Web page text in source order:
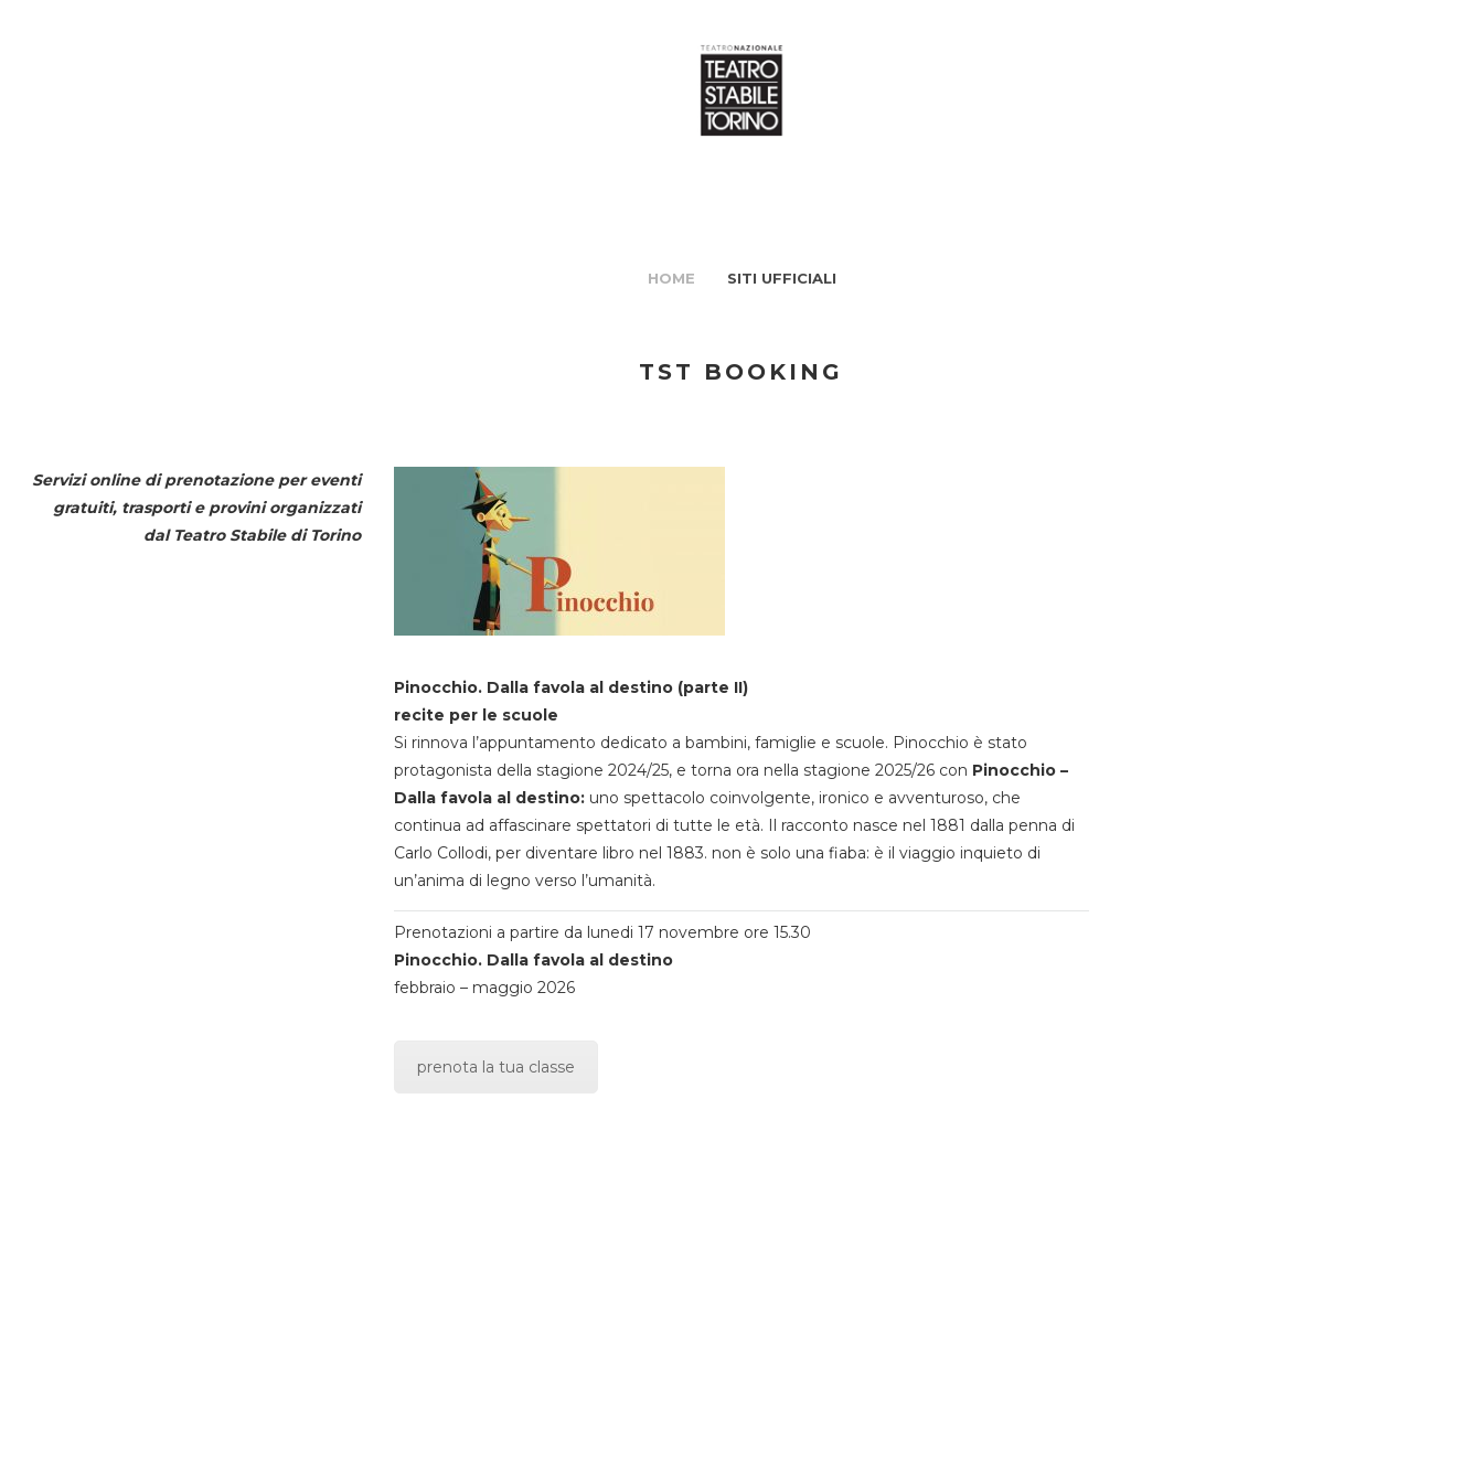
HOME SITI UFFICIALI
TST BOOKING
Servizi online di prenotazione per eventi
gratuiti, trasporti e provini organizzati
dal Teatro Stabile di Torino
Pinocchio. Dalla favola al destino (parte II)
recite per le scuole
Si rinnova l’appuntamento dedicato a bambini, famiglie e scuole. Pinocchio è stato
protagonista della stagione 2024/25, e torna ora nella stagione 2025/26 con Pinocchio –
Dalla favola al destino:uno spettacolo coinvolgente, ironico e avventuroso, che
continua ad affascinare spettatori di tutte le età. Il racconto nasce nel 1881 dalla penna di
Carlo Collodi, per diventare libro nel 1883. non è solo una fiaba: è il viaggio inquieto di
un’anima di legno verso l’umanità.
Prenotazioni a partire da lunedi 17 novembre ore 15.30
Pinocchio. Dalla favola al destino
febbraio – maggio 2026
prenota la tua classe